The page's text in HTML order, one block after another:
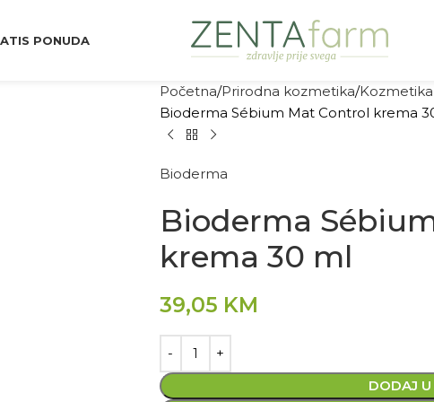
PONUDA
Početna Prirodna kozmetika
Bioderma Sébium Mat Control krema
Bioderma
Bioderma
krema 30 ml
39,05 KM
DODAJ